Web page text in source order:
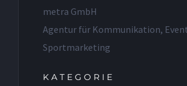
metra GmbH
Agentur für Kommunikation,
Sportmarketing
KATEGORIE